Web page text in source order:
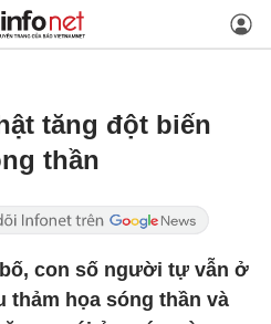
tăng đột biến
thần
con số người tự vẫn ở
thảm họa sóng thần và